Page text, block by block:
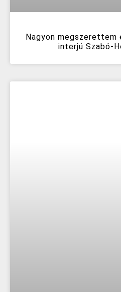
Nagyon megszerettem
interjú Szabó-